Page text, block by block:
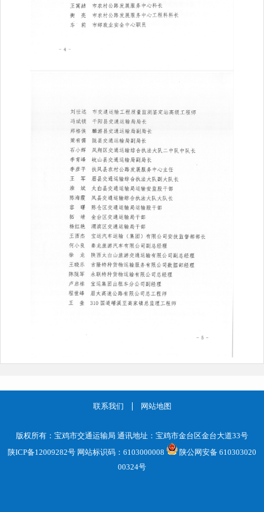
联系我们 网站地图
版权所有：宝鸡市交通运输局 通讯地址：宝鸡市金台区金台大道33号
陕ICP备12009282号 网站标识码：6103000008
陕公网安备 610303020
00324号